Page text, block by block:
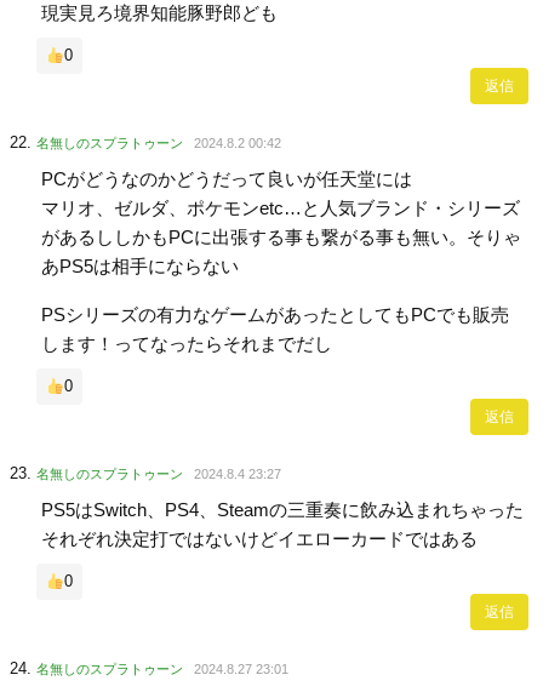
現実見ろ境界知能豚野郎ども
0
返信
名無しのスプラトゥーン 2024.8.2 00:42
PCがどうなのかどうだって良いが任天堂には
マリオ、ゼルダ、ポケモンetc…と人気ブランド・シリーズ
があるししかもPCに出張する事も繋がる事も無い。そりゃ
あPS5は相手にならない
PSシリーズの有力なゲームがあったとしてもPCでも販売
します！ってなったらそれまでだし
0
返信
名無しのスプラトゥーン 2024.8.4 23:27
PS5はSwitch、PS4、Steamの三重奏に飲み込まれちゃった
それぞれ決定打ではないけどイエローカードではある
0
返信
名無しのスプラトゥーン 2024.8.27 23:01